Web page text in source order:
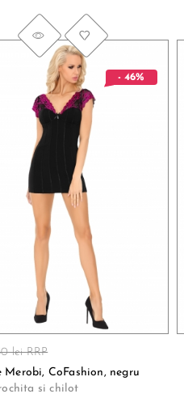
- 46%
lei RRP
Merobi, CoFashion, negru
si chilot